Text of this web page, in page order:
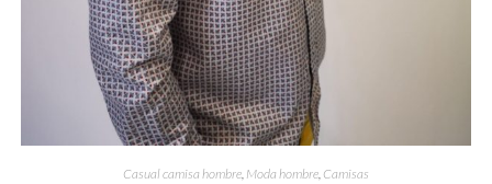
Casual camisa hombre, Moda hombre, Camisas